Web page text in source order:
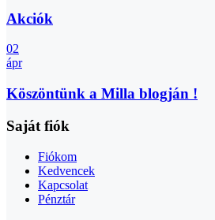
Akciók
02
ápr
Köszöntünk a Milla blogján !
Saját fiók
Fiókom
Kedvencek
Kapcsolat
Pénztár